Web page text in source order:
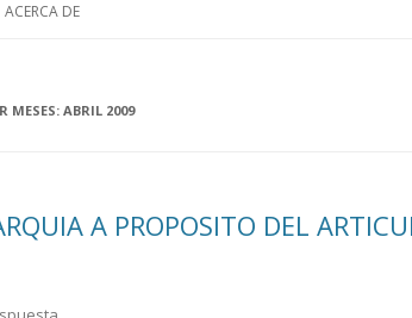
ACERCA DE
MESES: ABRIL 2009
A PROPOSITO DEL